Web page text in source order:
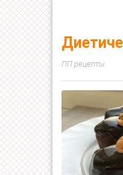
ПП рецепты